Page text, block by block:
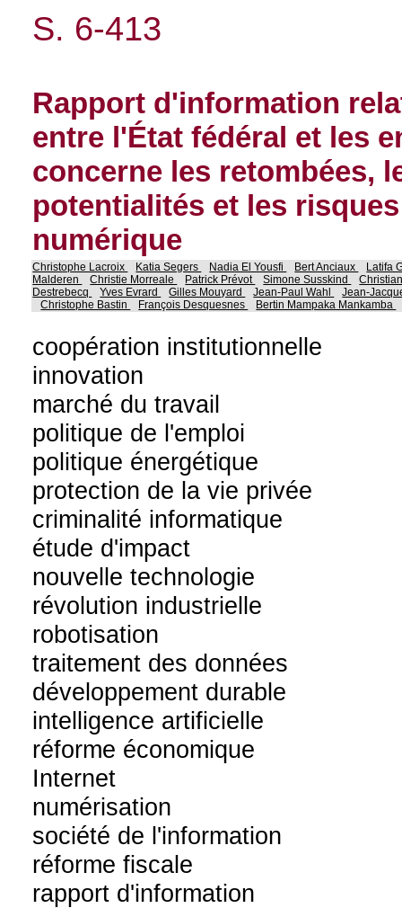
S. 6-413
Rapport d'information
entre l'État fédéral et les
concerne les retombées,
potentialités et les
numérique
Christophe Lacroix Katia Segers Nadia El Yousfi Bert Anciaux
Latifa
Malderen
Christie Morreale Patrick Prévot Simone Susskind
Destrebecq
Yves Evrard Gilles Mouyard Jean-Paul Wahl
Jean-
Christophe Bastin
François Desquesnes Bertin Mampaka Mankamba
coopération institutionnelle
innovation
marché du travail
politique de l'emploi
politique énergétique
protection de la vie privée
criminalité informatique
étude d'impact
nouvelle technologie
révolution industrielle
robotisation
traitement des données
développement durable
intelligence artificielle
réforme économique
Internet
numérisation
société de l'information
réforme fiscale
rapport d'information